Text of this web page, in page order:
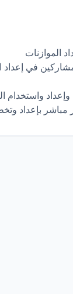
الموازنات
في إعداد
واستخدام
بإعداد